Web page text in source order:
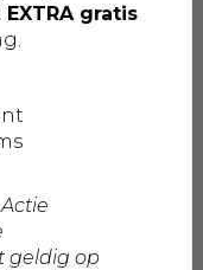
geur
in een
EXTRA gratis
geldig op